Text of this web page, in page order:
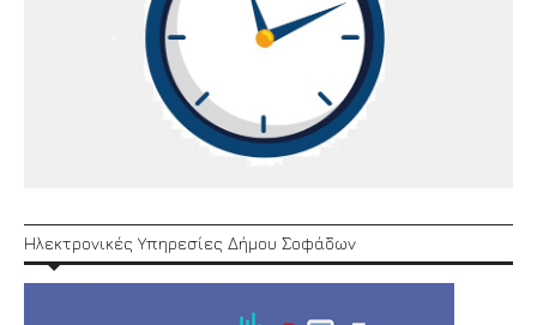
Ηλεκτρονικές Υπηρεσίες Δήμου Σοφάδων